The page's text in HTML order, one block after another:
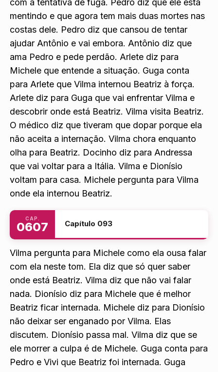
Antônio diz para Pedro que não tem nada a ver
com a tentativa de fuga. Pedro diz que ele está
mentindo e que agora tem mais duas mortes nas
costas dele. Pedro diz que cansou de tentar
ajudar Antônio e vai embora. Antônio diz que
ama Pedro e pede perdão. Arlete diz para
Michele que entende a situação. Guga conta
para Arlete que Vilma internou Beatriz à força.
Arlete diz para Guga que vai enfrentar Vilma e
descobrir onde está Beatriz. Vilma visita Beatriz.
O médico diz que tiveram que dopar porque ela
não aceita a internação. Vilma chora enquanto
olha para Beatriz. Docinho diz para Andressa
que vai voltar para a Itália. Vilma e Dionísio
voltam para casa. Michele pergunta para Vilma
onde ela internou Beatriz.
0607
Vilma pergunta para Michele como ela ousa falar
com ela neste tom. Ela diz que só quer saber
onde está Beatriz. Vilma diz que não vai falar
nada. Dionísio diz para Michele que é melhor
Beatriz ficar internada. Michele diz para Dionísio
não deixar ser enganado por Vilma. Elas
discutem. Dionísio passa mal. Vilma diz que se
ele morrer a culpa é de Michele. Guga conta para